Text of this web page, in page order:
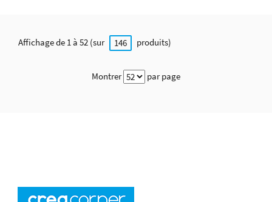
Affichage de 1 à 52 (sur 146 produits)
Montrer par page